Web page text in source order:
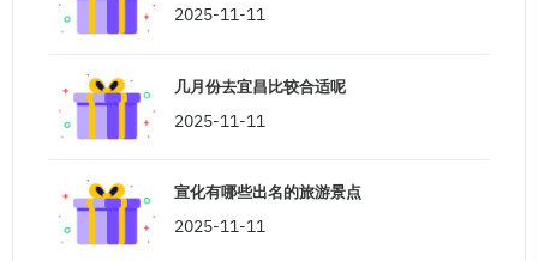
2025-11-11
几月份去宜昌比较合适呢
2025-11-11
宣化有哪些出名的旅游景点
2025-11-11